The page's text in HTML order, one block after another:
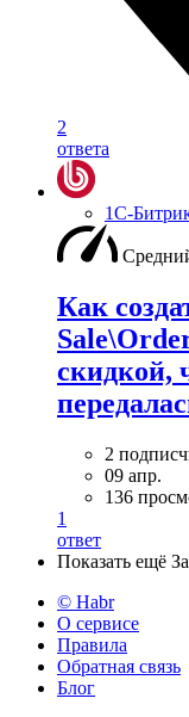
2
ответа
1С-
Как
скидкой,
2
09 апр.
136
1
ответ
Показать ещё
© Habr
О сервисе
Правила
Обратная связь
Блог